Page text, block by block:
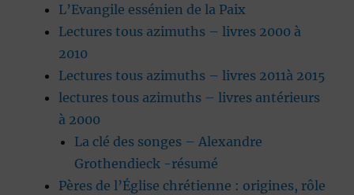
L’Evangile essénien de la Paix
Lectures tous azimuths – livres 2000 à
2010
Lectures tous azimuths – livres 2011à 2015
lectures tous azimuths – livres antérieurs
à 2000
La clé des songes – Alexandre
Grothendieck -résumé
Pères de l’Église chrétienne : origines, rôle